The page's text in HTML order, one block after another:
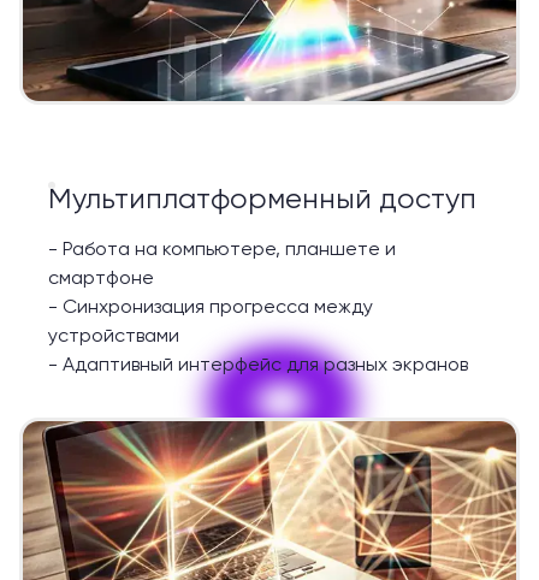
9
Мультиплатформенный доступ
- Работа на компьютере, планшете и
смартфоне
- Синхронизация прогресса между
устройствами
- Адаптивный интерфейс для разных экранов